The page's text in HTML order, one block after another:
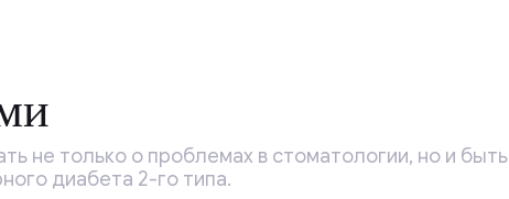
не только о проблемах в стоматологии, но и быть
диабета 2-го типа.